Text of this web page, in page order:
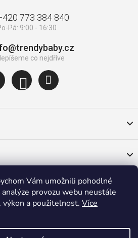
Vám umožnili pohodlné
provozu webu neustále
a použitelnost. Více
@trendybaby.cz
773 384 840